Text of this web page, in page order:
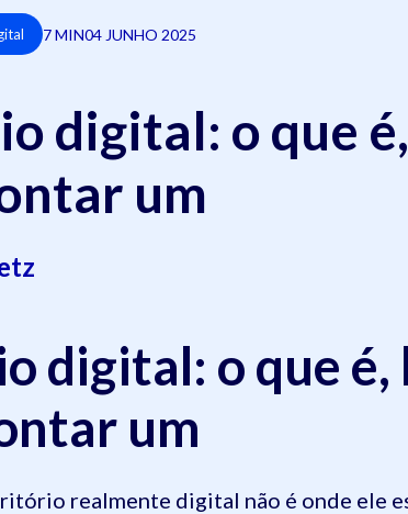
7 MIN04 JUNHO 2025
digital: o que
um
digital: o que é,
um
realmente digital não é onde ele